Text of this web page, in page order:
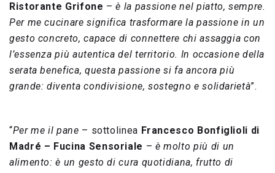
Ristorante Grifone –è la passione nel piatto, sempre.
Per me cucinare significa trasformare la passione in un
gesto concreto, capace di connettere chi assaggia con
l’essenza più autentica del territorio. In occasione della
serata benefica, questa passione si fa ancora più
grande: diventa condivisione, sostegno e solidarietà”.
“Per me il pane – sottolinea Francesco Bonfiglioli di
Madré – Fucina Sensoriale – è molto più di un
alimento: è un gesto di cura quotidiana, frutto di